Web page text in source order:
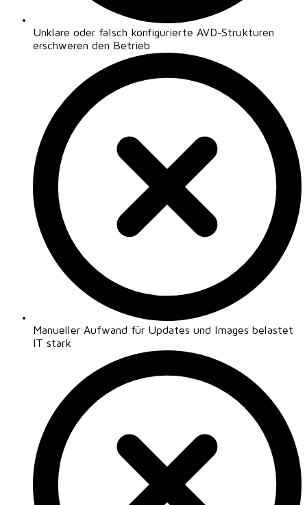
Unklare oder falsch konfigurierte AVD-Strukturen
erschweren den Betrieb
Manueller Aufwand für Updates und Images belastet
IT stark